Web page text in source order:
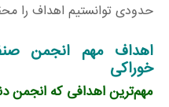
حدودی توانستیم اهداف را
اهداف مهم انجمن
خوراکی
مهم‌ترین اهدافی که انجمن